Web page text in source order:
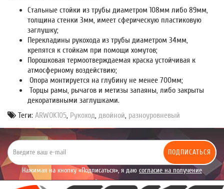
Стальные стойки из трубы диаметром 108мм либо 89мм,
толщина стенки 3мм, имеет сферическую пластиковую
заглушку;
Перекладины рукохода из трубы диаметром 34мм,
крепятся к стойкам при помощи хомутов;
Порошковая термоотверждаемая краска устойчивая к
атмосферному воздействию;
Опора монтируется на глубину не менее 700мм;
Торцы рамы, рычагов и метизы запаяны, либо закрыты
декоративными заглушками.
Теги: ARWOK105, Рукоход, двойной, разноуровневый
ПОДПИСАТЬСЯ
Нажимая на кнопку «Подписаться», я даю согласие на получение
уведомлений рекламного характера.